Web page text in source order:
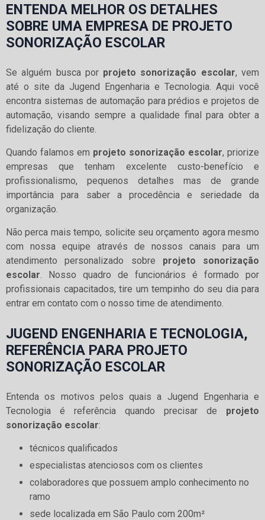
ENTENDA MELHOR OS DETALHES
SOBRE UMA EMPRESA DE PROJETO
SONORIZAÇÃO ESCOLAR
Se alguém busca por projeto sonorização escolar, vem
até o site da Jugend Engenharia e Tecnologia. Aqui você
encontra sistemas de automação para prédios e projetos de
automação, visando sempre a qualidade final para obter a
fidelização do cliente.
Quando falamos em projeto sonorização escolar, priorize
empresas que tenham excelente custo-benefício e
profissionalismo, pequenos detalhes mas de grande
importância para saber a procedência e seriedade da
organização.
Não perca mais tempo, solicite seu orçamento agora mesmo
com nossa equipe através de nossos canais para um
atendimento personalizado sobre projeto sonorização
escolar. Nosso quadro de funcionários é formado por
profissionais capacitados, tire um tempinho do seu dia para
entrar em contato com o nosso time de atendimento.
JUGEND ENGENHARIA E TECNOLOGIA,
REFERÊNCIA PARA PROJETO
SONORIZAÇÃO ESCOLAR
Entenda os motivos pelos quais a Jugend Engenharia e
Tecnologia é referência quando precisar de projeto
sonorização escolar:
técnicos qualificados
especialistas atenciosos com os clientes
colaboradores que possuem amplo conhecimento no
ramo
sede localizada em São Paulo com 200m²